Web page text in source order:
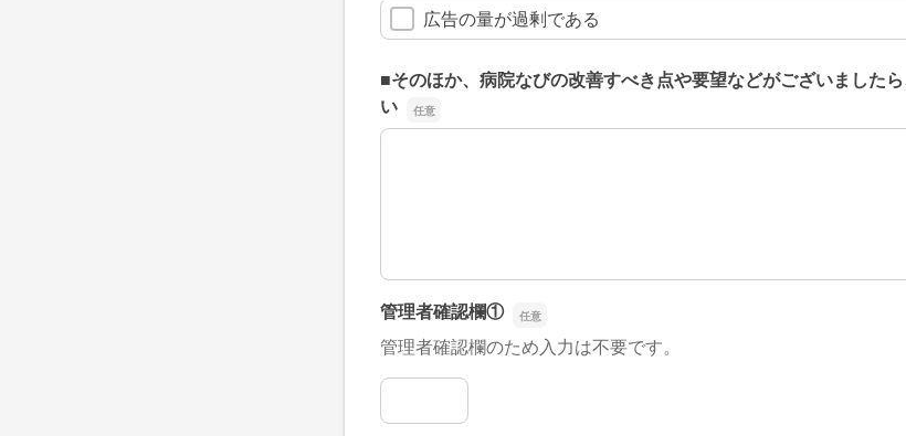
広告の量が過剰である
■そのほか、病院なびの改善すべき点や要望などがございました
い
■そのほか、病院なびの改善すべき点や要望などがございましたら
管理者確認欄①
管理者確認欄のため入力は不要です。
管理者確認欄①